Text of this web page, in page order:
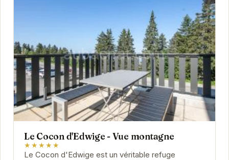
Le Cocon d'Edwige - Vue montagne
★★★★★
Le Cocon d'Edwige est un véritable refuge